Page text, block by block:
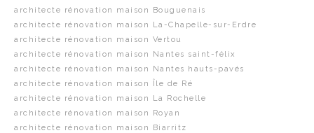
architecte rénovation maison Bouguenais
architecte rénovation maison La-Chapelle-sur-Erdre
architecte rénovation maison Vertou
architecte rénovation maison Nantes saint-félix
architecte rénovation maison Nantes hauts-pavés
architecte rénovation maison Île de Ré
architecte rénovation maison La Rochelle
architecte rénovation maison Royan
architecte rénovation maison Biarritz